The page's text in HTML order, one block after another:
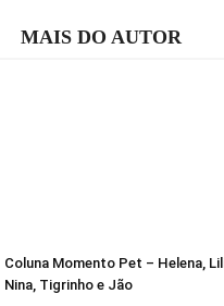
MAIS DO AUTOR
Coluna Momento Pet – Helena,
Nina, Tigrinho e Jão